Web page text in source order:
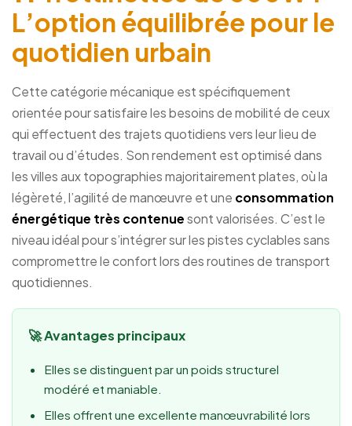
L’option équilibrée pour le
quotidien urbain
Cette catégorie mécanique est spécifiquement
orientée pour satisfaire les besoins de mobilité de ceux
qui effectuent des trajets quotidiens vers leur lieu de
travail ou d’études. Son rendement est optimisé dans
les villes aux topographies majoritairement plates, où la
légèreté, l’agilité de manœuvre et une consommation
énergétique très contenuesont valorisées. C’est le
niveau idéal pour s’intégrer sur les pistes cyclables sans
compromettre le confort lors des routines de transport
quotidiennes.
🚀 Avantages principaux
Elles se distinguent par un poids structurel
modéré et maniable.
Elles offrent une excellente manœuvrabilité lors